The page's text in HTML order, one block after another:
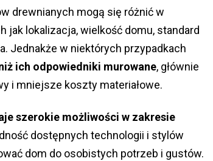
drewnianych mogą się różnić w
jak lokalizacja, wielkość domu, standard
Jednakże w niektórych przypadkach
ich odpowiedniki murowane, głównie
i mniejsze koszty materiałowe.
szerokie możliwości w zakresie
dostępnych technologii i stylów
dom do osobistych potrzeb i gustów.